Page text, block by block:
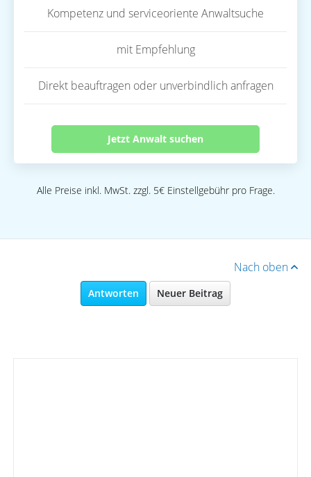
Kompetenz und serviceoriente Anwaltsuche
mit Empfehlung
Direkt beauftragen oder unverbindlich anfragen
Jetzt Anwalt suchen
Alle Preise inkl. MwSt. zzgl. 5€ Einstellgebühr pro Frage.
Nach oben
Antworten Neuer Beitrag